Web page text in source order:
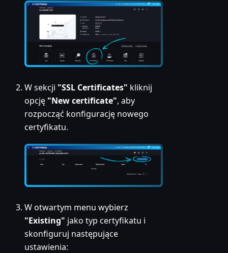
W sekcji "SSL Certificates" kliknij
opcję "New certificate", aby
rozpocząć konfigurację nowego
certyfikatu.
W otwartym menu wybierz
"Existing" jako typ certyfikatu i
skonfiguruj następujące
ustawienia: